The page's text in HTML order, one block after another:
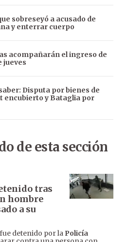
sobreseyó a acusado de
y enterrar cuerpo
acompañarán el ingreso de
jueves
Disputa por bienes de
encubierto y Bataglia por
de esta sección
tras
hombre
a su
detenido por la Policía